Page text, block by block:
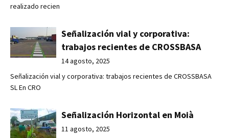
realizado recien
Señalización vial y corporativa:
trabajos recientes de CROSSBASA
14 agosto, 2025
Señalización vial y corporativa: trabajos recientes de CROSSBASA
SL En CRO
Señalización Horizontal en Moià
11 agosto, 2025